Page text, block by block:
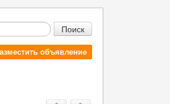
Поиск
объявление